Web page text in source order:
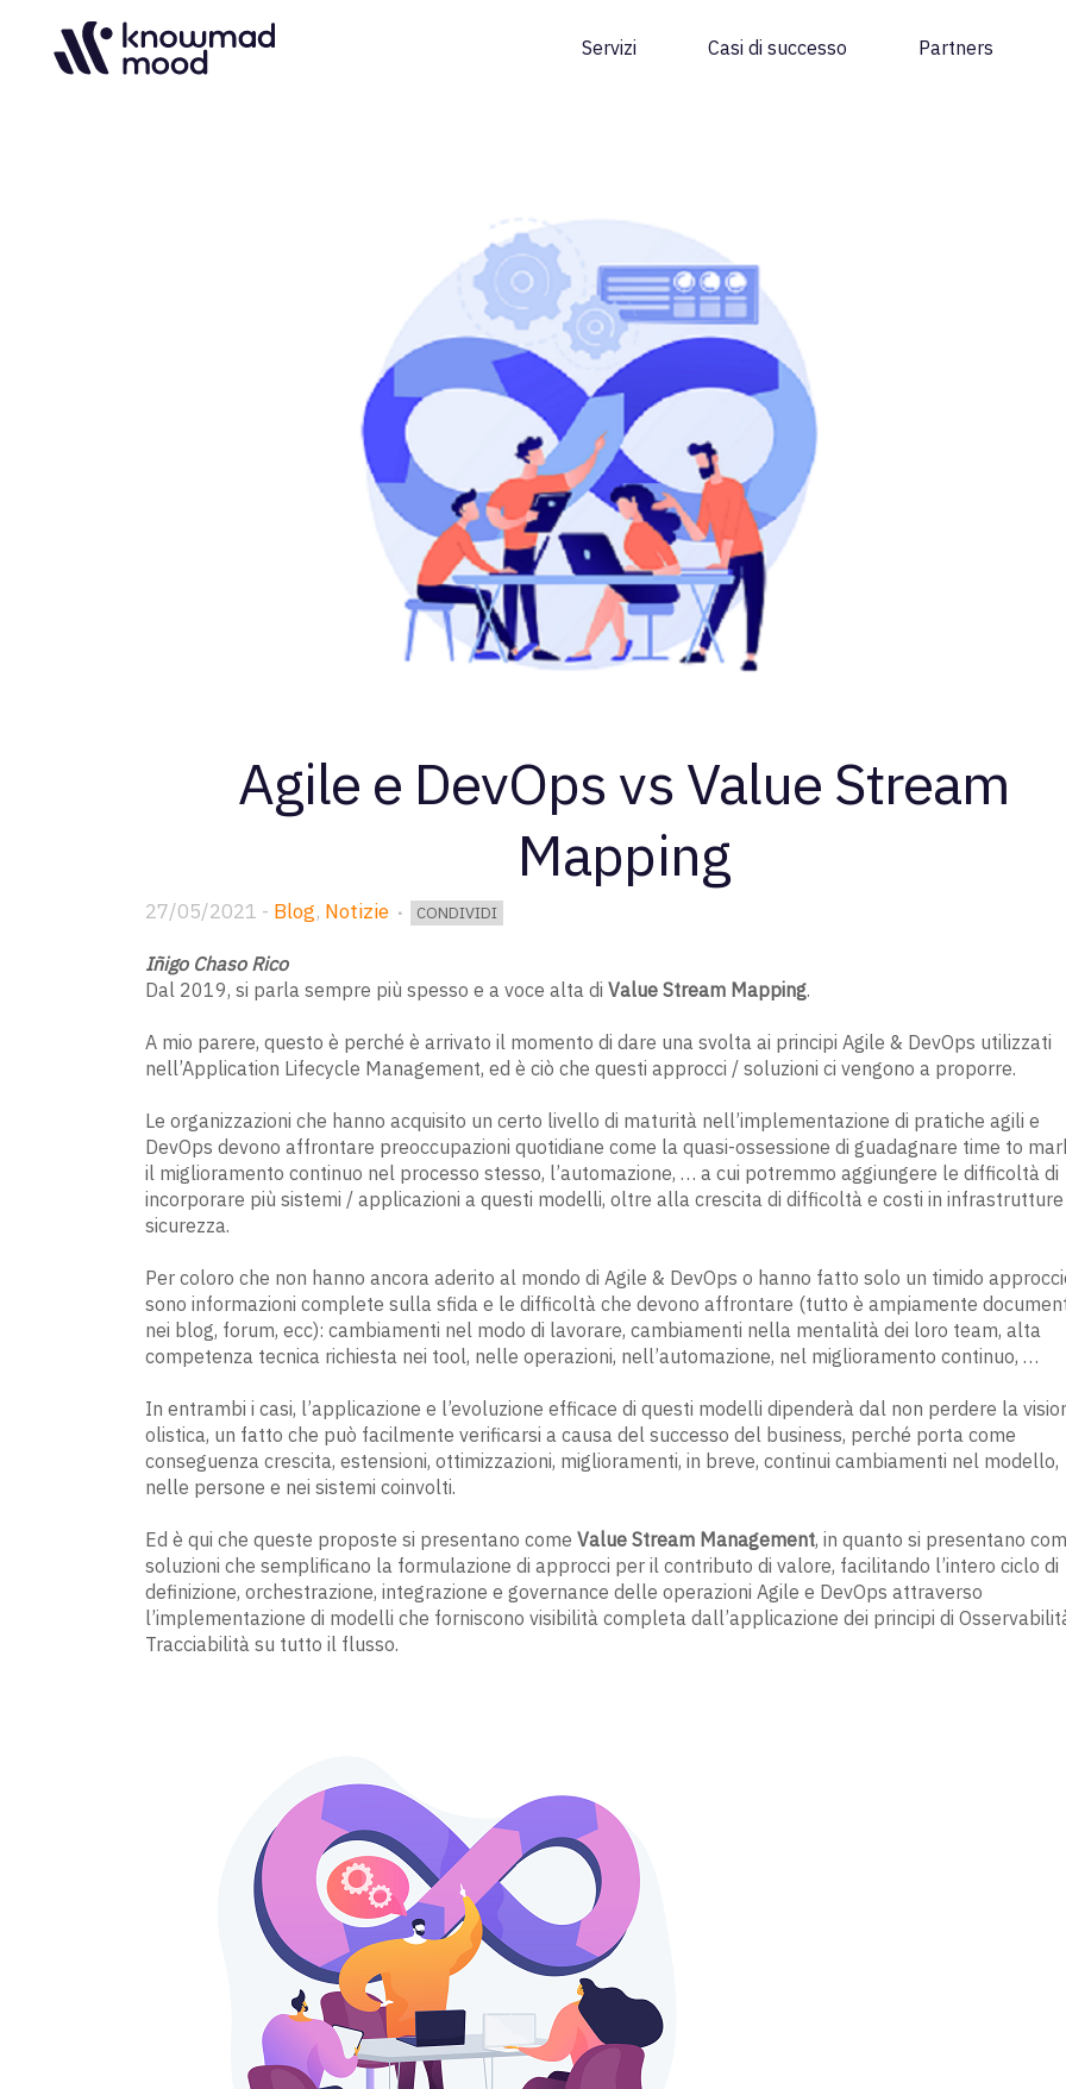
Servizi Casi di successo Partners
Agile e DevOps vs Value Stream
Mapping
27/05/2021 - Blog, Notizie CONDIVIDI
Iñigo Chaso Rico
Dal 2019, si parla sempre più spesso e a voce alta di Value Stream Mapping.
A mio parere, questo è perché è arrivato il momento di dare una svolta ai principi Agile & DevOps utilizzati
nell’Application Lifecycle Management, ed è ciò che questi approcci / soluzioni ci vengono a proporre.
Le organizzazioni che hanno acquisito un certo livello di maturità nell’implementazione di pratiche agili e
DevOps devono affrontare preoccupazioni quotidiane come la quasi-ossessione di guadagnare time to
il miglioramento continuo nel processo stesso, l’automazione, … a cui potremmo aggiungere le difficoltà di
incorporare più sistemi / applicazioni a questi modelli, oltre alla crescita di difficoltà e costi in
sicurezza.
Per coloro che non hanno ancora aderito al mondo di Agile & DevOps o hanno fatto solo un timido
sono informazioni complete sulla sfida e le difficoltà che devono affrontare (tutto è ampiamente
nei blog, forum, ecc): cambiamenti nel modo di lavorare, cambiamenti nella mentalità dei loro team, alta
competenza tecnica richiesta nei tool, nelle operazioni, nell’automazione, nel miglioramento continuo, …
In entrambi i casi, l’applicazione e l’evoluzione efficace di questi modelli dipenderà dal non perdere la
olistica, un fatto che può facilmente verificarsi a causa del successo del business, perché porta come
conseguenza crescita, estensioni, ottimizzazioni, miglioramenti, in breve, continui cambiamenti nel modello,
nelle persone e nei sistemi coinvolti.
Ed è qui che queste proposte si presentano come Value Stream Management, in quanto si presentano
soluzioni che semplificano la formulazione di approcci per il contributo di valore, facilitando l’intero ciclo di
definizione, orchestrazione, integrazione e governance delle operazioni Agile e DevOps attraverso
l’implementazione di modelli che forniscono visibilità completa dall’applicazione dei principi di
Tracciabilità su tutto il flusso.